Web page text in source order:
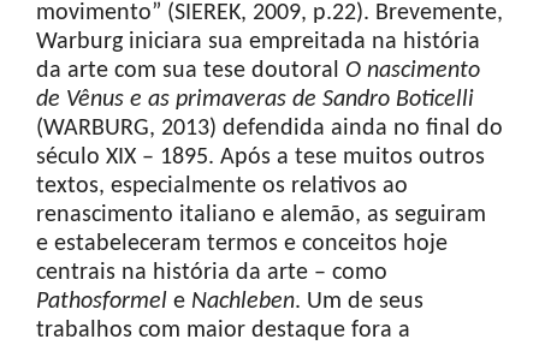
movimento” (SIEREK, 2009, p.22). Brevemente,
Warburg iniciara sua empreitada na história
da arte com sua tese doutoral O nascimento
de Vênus e as primaveras de Sandro Boticelli
(WARBURG, 2013) defendida ainda no final do
século XIX – 1895. Após a tese muitos outros
textos, especialmente os relativos ao
renascimento italiano e alemão, as seguiram
e estabeleceram termos e conceitos hoje
centrais na história da arte – como
Pathosformel e Nachleben. Um de seus
trabalhos com maior destaque fora a